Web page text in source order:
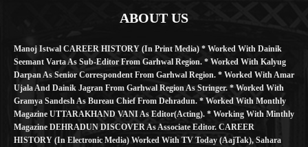
ABOUT US
Manoj Istwal CAREER HISTORY (in Print Media) * Worked With Dainik
Seemant Varta As Sub-Editor From Garhwal Region. * Worked With Kalyug
Darpan As Senior Correspondent From Garhwal Region. * Worked With Amar
Ujala And Dainik Jagran From Garhwal Region As Stringer. * Worked With
Gramya Sandesh As Bureau Chief From Dehradun. * Worked With Monthly
Magazine UTTARAKHAND VANI As Editor(Acting). * Working With Minthly
Magazine DEHRADUN DISCOVER As Associate Editor. CAREER
HISTORY (in Electronic Media) Worked With TV Today (AajTak), Sahara